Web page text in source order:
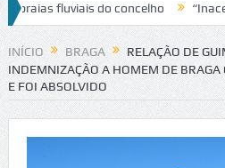
fluviais do concelho
trânsito no IC2 em Alcobaça
INÍCIO BRAGA
RELAÇÃO DE
INDEMNIZAÇÃO A HOMEM DE BRAGA
E FOI ABSOLVIDO